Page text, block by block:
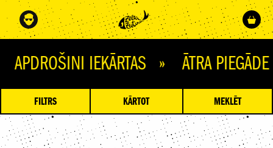
IEKĀRTAS » ĀTRA PIEGĀDE
FILTRS KĀRTOT MEKLĒT